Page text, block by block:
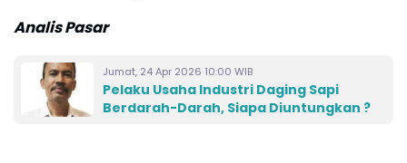
Analis Pasar
Jumat, 24 Apr 2026 10:00 WIB
Pelaku Usaha Industri Daging Sapi
Berdarah-Darah, Siapa Diuntungkan ?